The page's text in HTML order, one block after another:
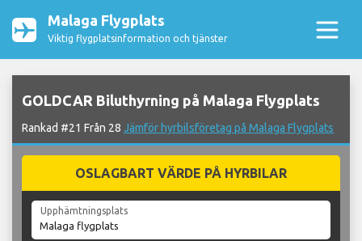
Malaga Flygplats
Viktig flygplatsinformation och tjänster
GOLDCAR Biluthyrning på Malaga Flygplats
Rankad #21 Från 28 Jämför hyrbilsföretag på Malaga Flygplats
OSLAGBART VÄRDE PÅ HYRBILAR
Upphämtningsplats